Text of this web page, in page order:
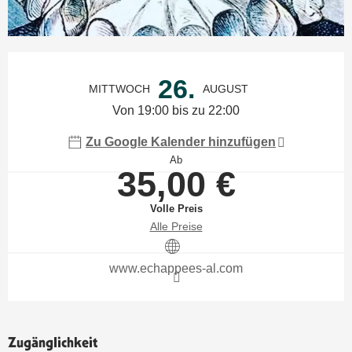
MITTWOCH 26. AUGUST
Von 19:00 bis zu 22:00
Zu Google Kalender hinzufügen
Ab
35,00 €
Volle Preis
Alle Preise
www.echappees-al.com
Zugänglichkeit